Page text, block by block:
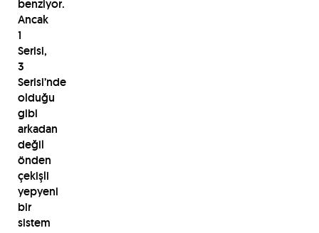
benziyor.
Ancak
1
Serisi,
3
Serisi’nde
olduğu
gibi
arkadan
değil
önden
çekişli
yepyeni
bir
sistem